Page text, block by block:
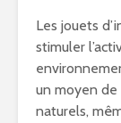
Les jouets
stimuler
un moyen
naturels,